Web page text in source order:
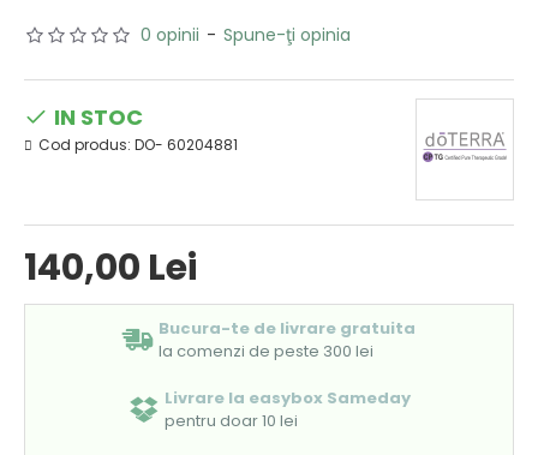
0 opinii - Spune-ţi opinia
140,00 Lei
IN STOC
Cod produs: DO- 60204881
Bucura-te de livrare gratuita
la comenzi de peste 300 lei
Livrare la easybox Sameday
pentru doar 10 lei